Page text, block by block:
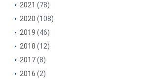
2021 (78)
2020 (108)
2019 (46)
2018 (12)
2017(8)
2016 (2)